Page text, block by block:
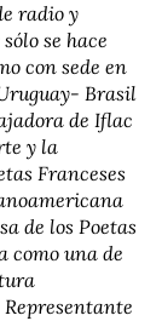
radio y
se hace
con sede en
Brasil
de Iflac
y la
Franceses
de los Poetas
como una de